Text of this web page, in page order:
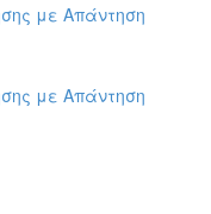
με Απάντηση
με Απάντηση